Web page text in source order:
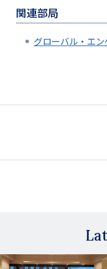
関連部局
グローバル・エ